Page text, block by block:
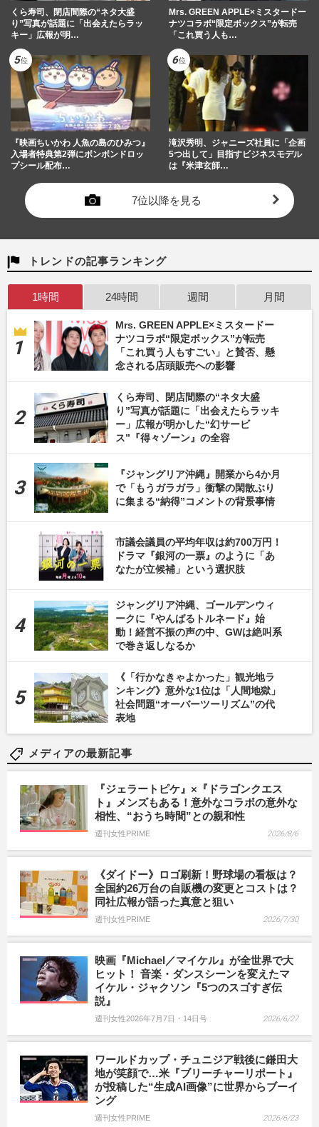
くら寿司、閉店間際の“ネタ大盛
り”写真が話題に「出会えたらラッ
キー」広報が明…
Mrs. GREEN APPLE×ミスタードー
ナツコラボ“限定ボックス”が転売
「これ買う人も…
『映画ちいかわ 人魚の島のひみつ』
入場者特典第2弾にボンボンドロッ
プシール配布…
滝沢秀明、ジャニーズ社員に「企画
5つ出して」目指すビジネスモデル
は『米津玄師…
7位以降を見る
トレンドの記事ランキング
1時間 24時間 週間 月間
Mrs. GREEN APPLE×ミスタードー
ナツコラボ“限定ボックス”が転売
「これ買う人もすごい」と賛否、懸
念される店頭販売への影響
くら寿司、閉店間際の“ネタ大盛
り”写真が話題に「出会えたらラッキ
ー」広報が明かした“幻サービ
ス”『得々ゾーン』の全容
『ジャングリア沖縄』開業から4か月
で「もうガラガラ」衝撃の閑散ぶり
に集まる“納得”コメントの背景事情
市議会議員の平均年収は約700万円！
ドラマ『銀河の一票』のように「あ
なたが立候補」という選択肢
ジャングリア沖縄、ゴールデンウィ
ークに『やんばるトルネード』始
動！経営不振の声の中、GWは絶叫系
で巻き返しなるか
《「行かなきゃよかった」観光地ラ
ンキング》意外な1位は「人間地獄」
社会問題“オーバーツーリズム”の代
表地
メディアの最新記事
『ジェラートピケ』×『ドラゴンクエス
ト』メンズもある！意外なコラボの意外な
相性、“おうち時間”との親和性
週刊女性PRIME 2026/8/6
《ダイドー》ロゴ刷新！野球場の看板は？
全国約26万台の自販機の変更とコストは？
同社広報が語った真意と狙い
週刊女性PRIME 2026/7/30
映画『Michael／マイケル』が全世界で大
ヒット！ 音楽・ダンスシーンを変えたマ
イケル・ジャクソン『5つのスゴすぎ伝
説』
週刊女性2026年7月7日・14日号 2026/6/27
ワールドカップ・チュニジア戦後に鎌田大
地が笑顔で…米『ブリーチャーリポート』
が投稿した“生成AI画像”に世界からブーイ
ング
週刊女性PRIME 2026/6/23